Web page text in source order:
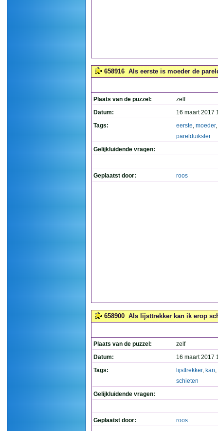
658916 Als eerste is moeder de
Plaats van de puzzel:
zelf
Datum:
16 maart 2017
Tags:
eerste, moeder,
parelduikster
Gelijkluidende vragen:
Geplaatst door: roos
658900 Als lijsttrekker kan ik erop
Plaats van de puzzel:
zelf
Datum:
16 maart 2017
Tags:
lijsttrekker, kan,
schieten
Gelijkluidende vragen:
Geplaatst door: roos